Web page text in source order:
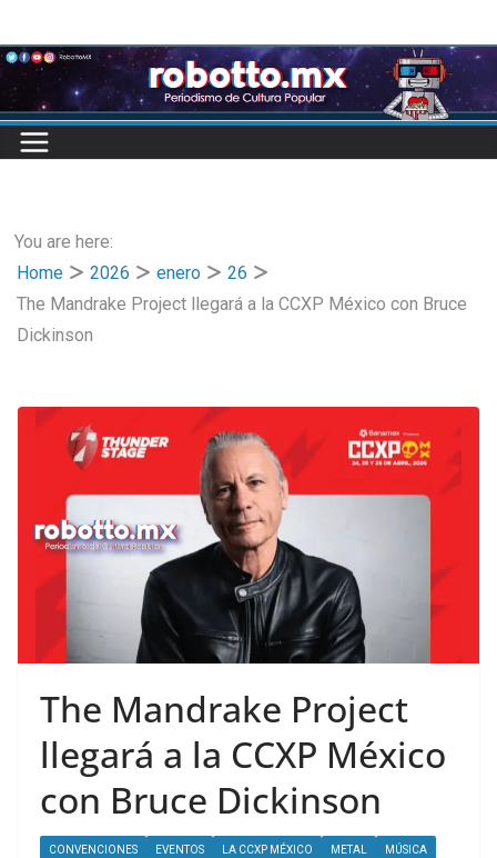
to
content
You are here:
Home
2026 enero
26
The Mandrake Project llegará a la CCXP México con Bruce
Dickinson
The Mandrake Project
llegará a la CCXP México
con Bruce Dickinson
CONVENCIONES EVENTOS LA CCXP MÉXICO METAL MÚSICA